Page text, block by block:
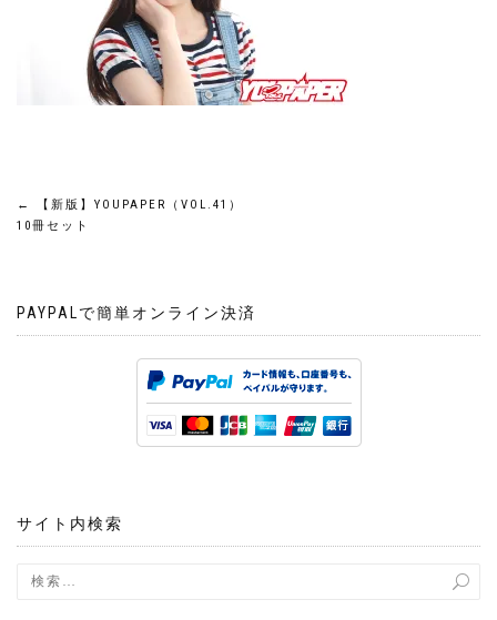
投
ナ
ョ
ン
←
【新版】YOUPAPER（VOL.41）
10冊セット
PAYPALで簡単オンライン決済
サイト内検索